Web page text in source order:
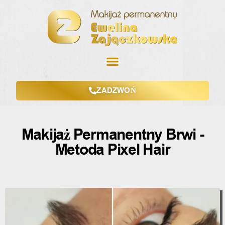
ZADZWOŃ
Makijaż Permanentny Brwi -
Metoda Pixel Hair